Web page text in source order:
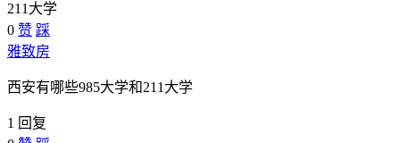
211大学
0 赞 踩
雅致房
西安有哪些985大学和211大学
1 回复